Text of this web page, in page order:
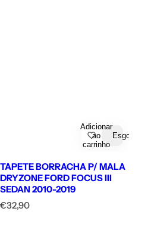
Adicionar
ao
carrinho
Esgotado
TAPETE BORRACHA P/ MALA
DRYZONE FORD FOCUS III
SEDAN 2010-2019
P
€32,90